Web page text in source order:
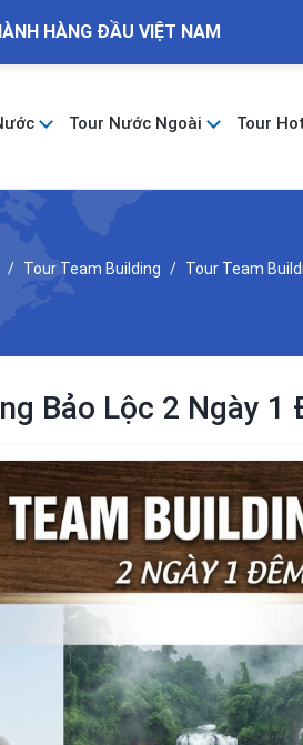
HÀNG ĐẦU VIỆT NAM
Tour Nước Ngoài Tour
Tour Team Building Tour Team
Bảo Lộc 2 Ngày 1